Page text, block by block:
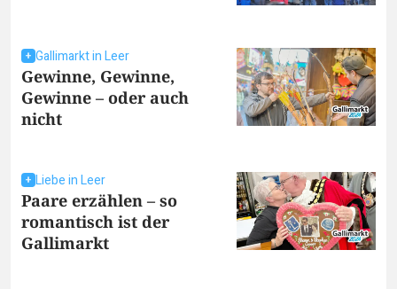
Gallimarkt in Leer
Gewinne, Gewinne,
Gewinne – oder auch
nicht
Liebe in Leer
Paare erzählen – so
romantisch ist der
Gallimarkt